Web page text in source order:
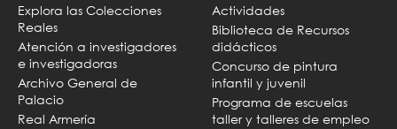
Explora las Colecciones
Reales
Atención a investigadores
e investigadoras
Archivo General de
Palacio
Real Armería
Actividades
Biblioteca de Recursos
didácticos
Concurso de pintura
infantil y juvenil
Programa de escuelas
taller y talleres de empleo